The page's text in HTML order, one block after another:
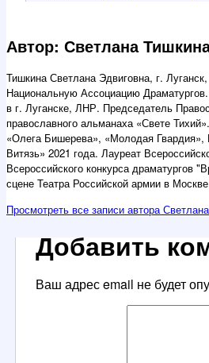
Автор: Светлана
Тишкина Светлана Эдвиговна, г.
Национальную Ассоциацию
в г. Луганске, ЛНР. Председатель
православного альманаха «Свете
«Олега Бишерева», «Молодая
Витязь» 2021 года. Лауреат
Всероссийского конкурса драматургов
сцене Театра Российской армии в
Просмотреть все записи автора
Добавить
Ваш адрес email не будет